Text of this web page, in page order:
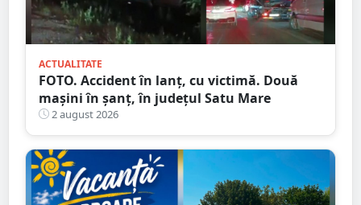
ACTUALITATE
FOTO. Accident în lanț, cu victimă. Două
mașini în șanț, în județul Satu Mare
2 august 2026